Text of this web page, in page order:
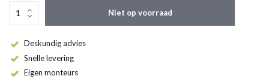
Niet op voorraad
Deskundig advies
Snelle levering
Eigen monteurs